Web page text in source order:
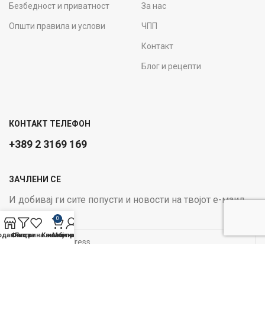
Безбедност и приватност
Општи правила и услови
За нас
ЧПП
Контакт
Блог и рецепти
КОНТАКТ ТЕЛЕФОН
+389 2 3169 169
ЗАЧЛЕНИ СЕ
И добивај ги сите попусти и новости на твојот е-маил
Email address:
Филтри
Листа на желби
0
Кошничка
Мој профил